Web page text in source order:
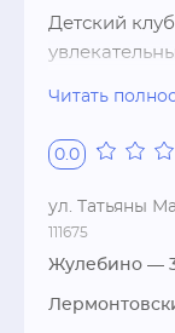
Детский
У нас детям
здесь не
мы
используем
раскрываем
Для нас
Читать
0.0
ул. Татьяны
111675
Жулебино —